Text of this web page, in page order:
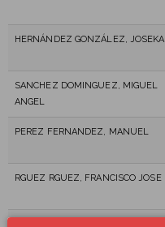
HERNÁNDEZ GONZÁLEZ, JOSEKA
SANCHEZ DOMINGUEZ, MIGUEL
ANGEL
PEREZ FERNANDEZ, MANUEL
RGUEZ RGUEZ, FRANCISCO JOSE